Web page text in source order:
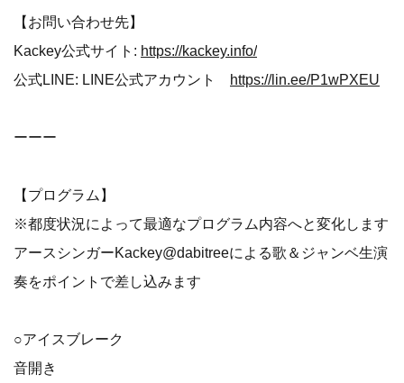
【お問い合わせ先】
Kackey公式サイト: https://kackey.info/
公式LINE: LINE公式アカウント
https://lin.ee/P1wPXEU
ーーー
【プログラム】
※都度状況によって最適なプログラム内容へと変化します
アースシンガーKackey@dabitreeによる歌＆ジャンベ生演
奏をポイントで差し込みます
○アイスブレーク
音開き